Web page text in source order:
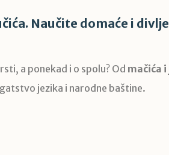
Naučite domaće i
a ponekad i o spolu? Od mačića
jezika i narodne baštine.